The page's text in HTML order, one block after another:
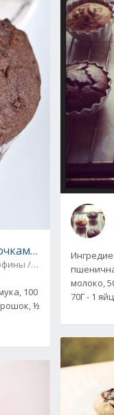
шоколада
/ На скорую руку
100
½
молоко,
70Г - 1